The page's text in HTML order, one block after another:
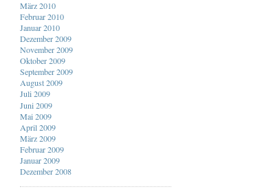
März 2010
Februar 2010
Januar 2010
Dezember 2009
November 2009
Oktober 2009
September 2009
August 2009
Juli 2009
Juni 2009
Mai 2009
April 2009
März 2009
Februar 2009
Januar 2009
Dezember 2008